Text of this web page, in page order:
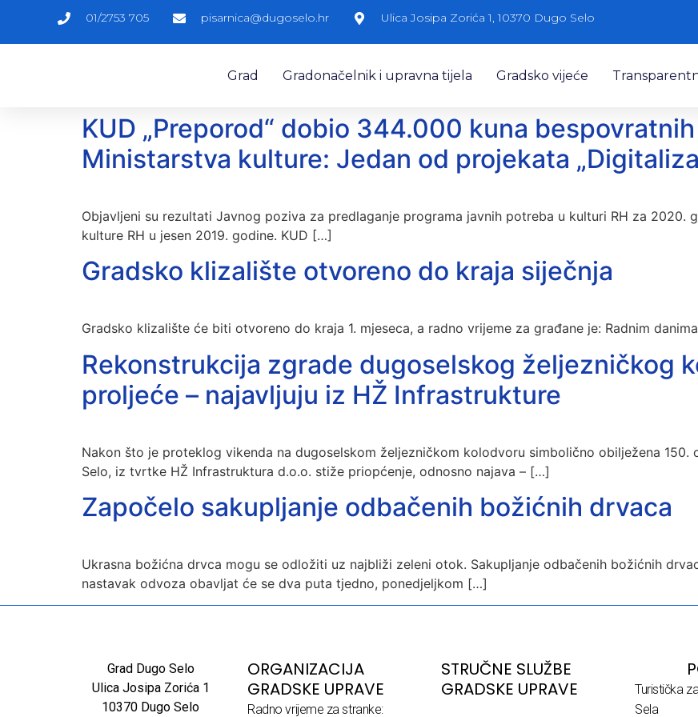
01/2753 705 pisarnica@dugoselo.hr Ulica Josipa Zorića 1, 10370 Dugo Selo
Grad Gradonačelnik i upravna tijela Gradsko vijeće
KUD „Preporod“ dobio 344.000 kuna
Ministarstva kulture: Jedan od projekata
Objavljeni su rezultati Javnog poziva za predlaganje programa javnih potreba u kulturi RH za 2020.
kulture RH u jesen 2019. godine. KUD […]
Gradsko klizalište otvoreno do kraja siječnja
Gradsko klizalište će biti otvoreno do kraja 1. mjeseca, a radno vrijeme za građane je: Radnim
Rekonstrukcija zgrade dugoselskog željezničkog
proljeće – najavljuju iz HŽ Infrastrukture
Nakon što je proteklog vikenda na dugoselskom željezničkom kolodvoru simbolično obilježena
Selo, iz tvrtke HŽ Infrastruktura d.o.o. stiže priopćenje, odnosno najava – […]
Započelo sakupljanje odbačenih božićnih drvaca
Ukrasna božićna drvca mogu se odložiti uz najbliži zeleni otok. Sakupljanje odbačenih božićnih
nastavak odvoza obavljat će se dva puta tjedno, ponedjeljkom […]
Grad Dugo Selo
Ulica Josipa Zorića 1
10370 Dugo Selo
ORGANIZACIJA
GRADSKE UPRAVE
Radno vrijeme za stranke:
STRUČNE SLUŽBE
GRADSKE UPRAVE
Turistička
Sela